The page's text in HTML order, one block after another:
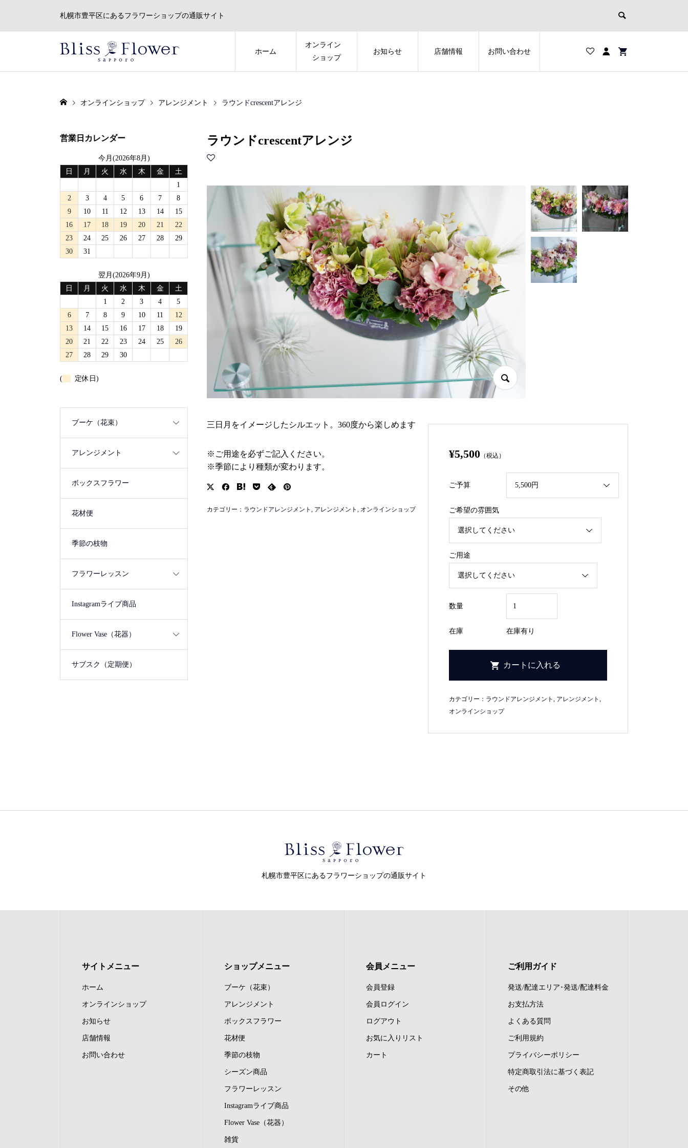
札幌市豊平区にあるフラワーショップの通販サイト
ホーム
オンライン
ショップ
お知らせ 店舗情報 お問い合わせ
オンラインショップ アレンジメント ラウンドcrescentアレンジ
ラウンドcrescentアレンジ
三日月をイメージしたシルエット。360度から楽しめます
※ご用途を必ずご記入ください。
※季節により種類が変わります。
カテゴリー： ラウンドアレンジメント , アレンジメント , オンラインショップ
¥5,500 （税込）
ご予算
ご希望の雰囲気
ご用途
数量
在庫 在庫有り
カテゴリー： ラウンドアレンジメント, アレンジメント,
オンラインショップ
営業日カレンダー
今月(2026年8月)
日
月 火 水 木 金
土
1
2
3 4 5 6 7
8
9
10 11 12 13 14
15
16
17 18 19 20 21
22
23
24 25 26 27 28
29
30
31
翌月(2026年9月)
日
月 火 水 木 金
土
1
2 3 4
5
6
7 8 9 10 11
12
13
14 15 16 17 18
19
20
21 22 23 24 25
26
27
28 29 30
( 定休日)
ブーケ（花束）
アレンジメント
ボックスフラワー
花材便
季節の枝物
フラワーレッスン
Instagramライブ商品
Flower Vase（花器）
サブスク（定期便）
札幌市豊平区にあるフラワーショップの通販サイト
サイトメニュー
ホーム
オンラインショップ
お知らせ
店舗情報
お問い合わせ
ショップメニュー
ブーケ（花束）
アレンジメント
ボックスフラワー
花材便
季節の枝物
シーズン商品
フラワーレッスン
Instagramライブ商品
Flower Vase（花器）
雑貨
会員メニュー
会員登録
会員ログイン
ログアウト
お気に入りリスト
カート
ご利用ガイド
発送/配達エリア･発送/配達料金
お支払方法
よくある質問
ご利用規約
プライバシーポリシー
特定商取引法に基づく表記
その他